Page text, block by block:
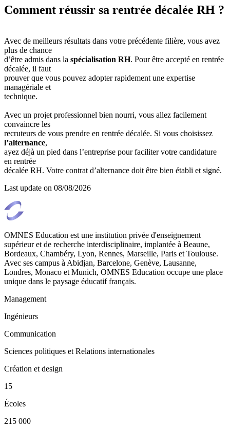
Comment réussir sa rentrée décalée RH ?
Avec de meilleurs résultats dans votre précédente filière, vous avez
plus de chance
d’être admis dans la spécialisation RH. Pour être accepté en rentrée
décalée, il faut
prouver que vous pouvez adopter rapidement une expertise
managériale et
technique.
Avec un projet professionnel bien nourri, vous allez facilement
convaincre les
recruteurs de vous prendre en rentrée décalée. Si vous choisissez
l’alternance,
ayez déjà un pied dans l’entreprise pour faciliter votre candidature
en rentrée
décalée RH. Votre contrat d’alternance doit être bien établi et signé.
Last update on 08/08/2026
OMNES Education est une institution privée d'enseignement
supérieur et de recherche interdisciplinaire, implantée à Beaune,
Bordeaux, Chambéry, Lyon, Rennes, Marseille, Paris et Toulouse.
Avec ses campus à Abidjan, Barcelone, Genève, Lausanne,
Londres, Monaco et Munich, OMNES Education occupe une place
unique dans le paysage éducatif français.
Management
Ingénieurs
Communication
Sciences politiques et Relations internationales
Création et design
15
Écoles
215 000